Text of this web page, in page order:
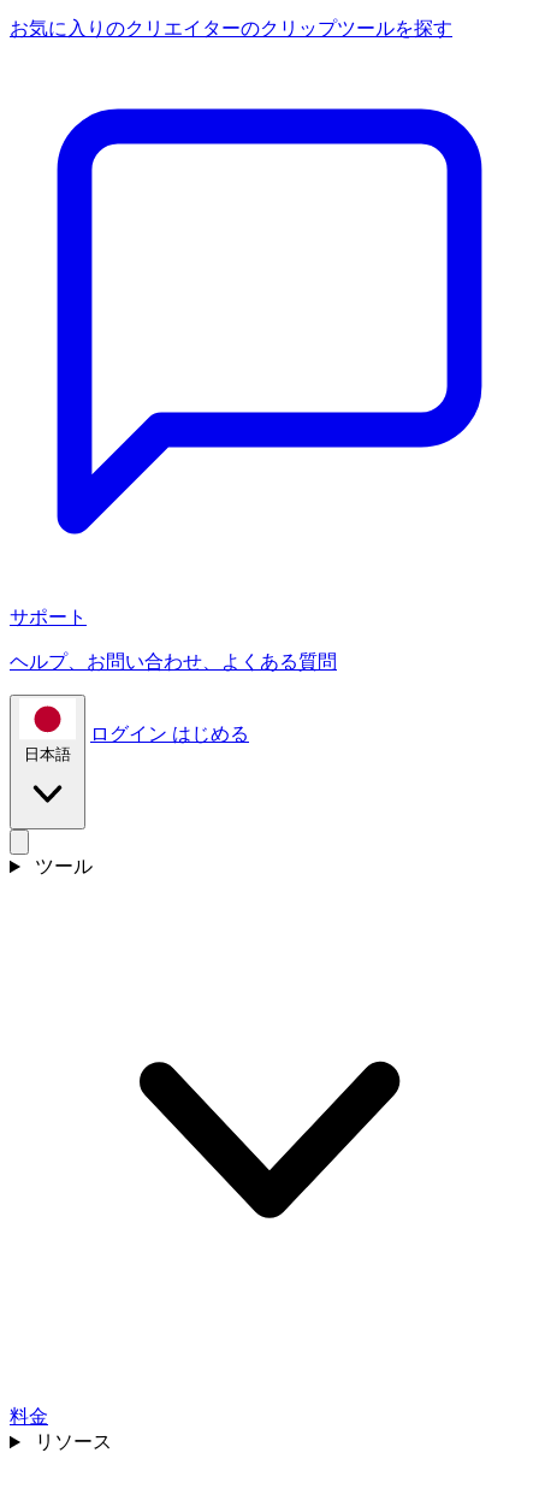
お気に入りのクリエイターのクリップツールを探す
サポート
ヘルプ、お問い合わせ、よくある質問
日本語
ログイン はじめる
ツール
料金
リソース